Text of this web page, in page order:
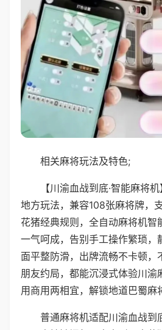
相关麻将玩法及特色;
【川渝血战到底·智能麻将
地方玩法，兼容108张麻将牌，
花猪经典规则，全自动麻将机智
一气呵成，告别手工操作繁琐，
面平整防滑，出牌流畅不卡顿，
朋友约局，都能沉浸式体验川渝
用商用两相宜，解锁地道巴蜀麻
普通麻将机适配川渝血战到